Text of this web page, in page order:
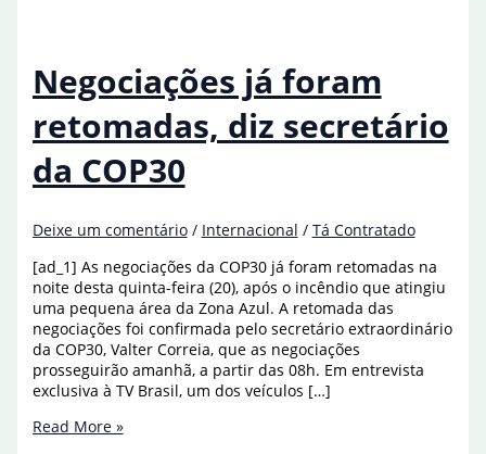
Negociações já foram
retomadas, diz secretário
da COP30
Deixe um comentário / Internacional / Tá Contratado
[ad_1] As negociações da COP30 já foram retomadas na
noite desta quinta-feira (20), após o incêndio que atingiu
uma pequena área da Zona Azul. A retomada das
negociações foi confirmada pelo secretário extraordinário
da COP30, Valter Correia, que as negociações
prosseguirão amanhã, a partir das 08h. Em entrevista
exclusiva à TV Brasil, um dos veículos […]
Negociações
Read More »